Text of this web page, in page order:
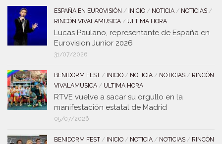
ESPAÑA EN EUROVISIÓN / INICIO / NOTICIA / NOTICIAS /
RINCÓN VIVALAMUSICA / ULTIMA HORA
Lucas Paulano, representante de España en
Eurovision Junior 2026
31/07/2026
BENIDORM FEST / INICIO / NOTICIA / NOTICIAS / RINCÓN
VIVALAMUSICA / ULTIMA HORA
RTVE vuelve a sacar su orgullo en la
manifestación estatal de Madrid
05/07/2026
BENIDORM FEST / INICIO / NOTICIA / NOTICIAS / RINCÓN